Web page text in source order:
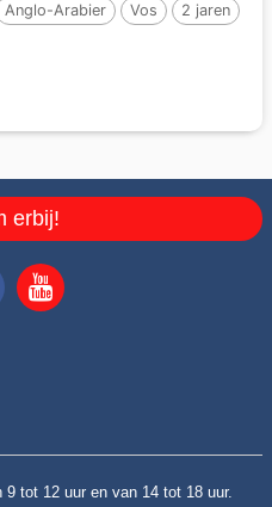
Anglo-Arabier Vos
2 jaren
erbij!
tot 12 uur en van 14 tot 18 uur.